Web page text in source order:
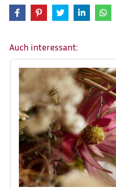
Auch interessant: